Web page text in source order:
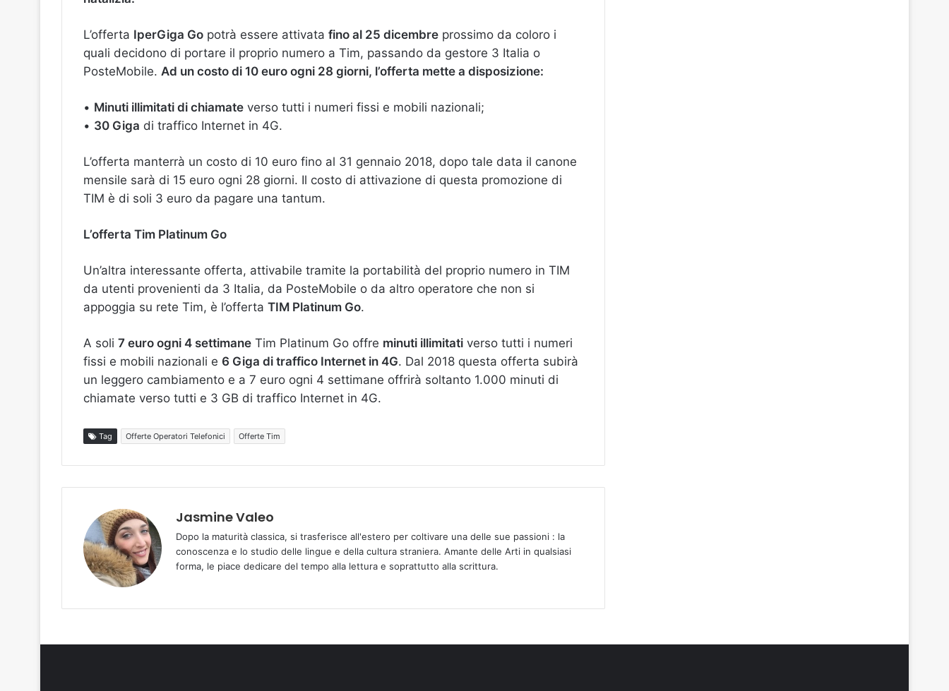
L’offerta IperGiga Go potrà essere attivata fino al 25 dicembre prossimo da coloro i
quali decidono di portare il proprio numero a Tim, passando da gestore 3 Italia o
PosteMobile. Ad un costo di 10 euro ogni 28 giorni, l’offerta mette a disposizione:
• Minuti illimitati di chiamate verso tutti i numeri fissi e mobili nazionali;
• 30 Giga di traffico Internet in 4G.
L’offerta manterrà un costo di 10 euro fino al 31 gennaio 2018, dopo tale data il canone
mensile sarà di 15 euro ogni 28 giorni. Il costo di attivazione di questa promozione di
TIM è di soli 3 euro da pagare una tantum.
L’offerta Tim Platinum Go
Un’altra interessante offerta, attivabile tramite la portabilità del proprio numero in TIM
da utenti provenienti da 3 Italia, da PosteMobile o da altro operatore che non si
appoggia su rete Tim, è l’offerta TIM Platinum Go.
A soli 7 euro ogni 4 settimane Tim Platinum Go offre minuti illimitati verso tutti i numeri
fissi e mobili nazionali e 6 Giga di traffico Internet in 4G. Dal 2018 questa offerta subirà
un leggero cambiamento e a 7 euro ogni 4 settimane offrirà soltanto 1.000 minuti di
chiamate verso tutti e 3 GB di traffico Internet in 4G.
Tag Offerte Operatori Telefonici Offerte Tim
Jasmine Valeo
Dopo la maturità classica, si trasferisce all'estero per coltivare una delle sue passioni : la
conoscenza e lo studio delle lingue e della cultura straniera. Amante delle Arti in qualsiasi
forma, le piace dedicare del tempo alla lettura e soprattutto alla scrittura.